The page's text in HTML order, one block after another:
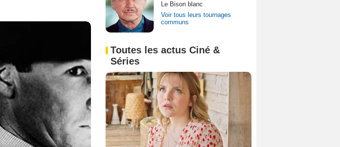
Le Bison blanc
Voir tous leurs tournages
communs
Toutes les actus Ciné &
Séries